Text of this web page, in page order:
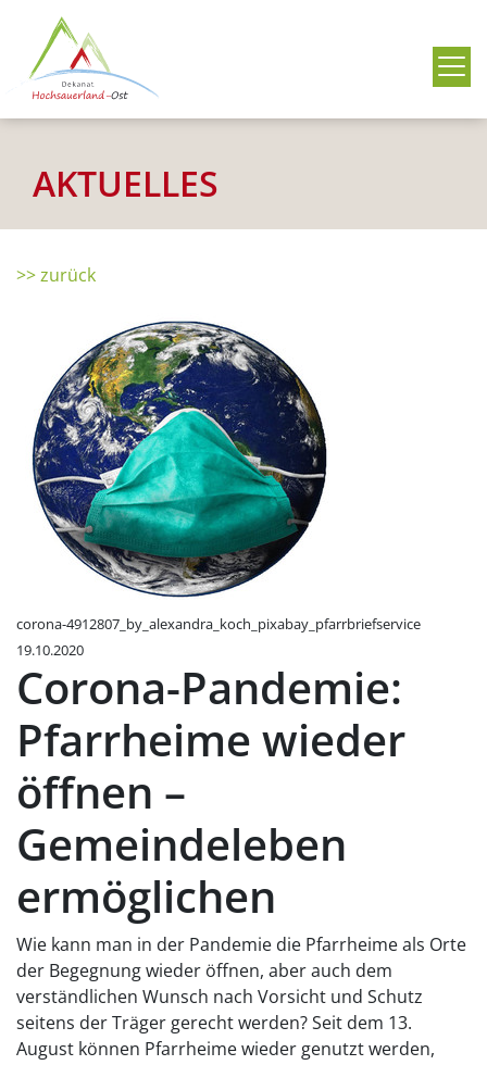
AKTUELLES
>> zurück
corona-4912807_by_alexandra_koch_pixabay_pfarrbriefservice
19.10.2020
Corona-Pandemie:
Pfarrheime wieder
öffnen –
Gemeindeleben
ermöglichen
Wie kann man in der Pandemie die Pfarrheime als Orte
der Begegnung wieder öffnen, aber auch dem
verständlichen Wunsch nach Vorsicht und Schutz
seitens der Träger gerecht werden? Seit dem 13.
August können Pfarrheime wieder genutzt werden,